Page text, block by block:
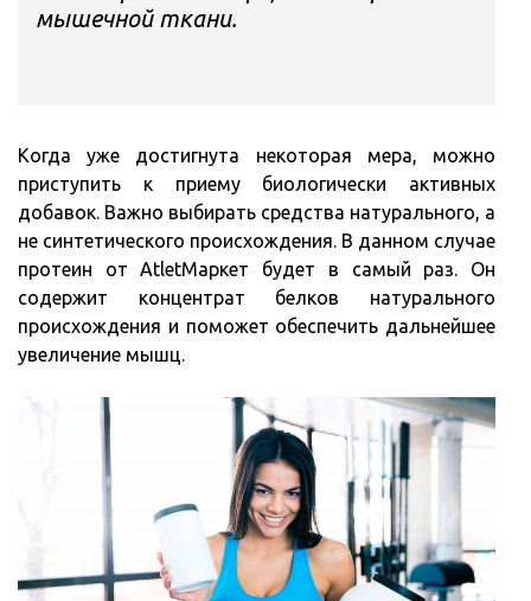
мышечной ткани.
Когда уже достигнута некоторая мера, можно
приступить к приему биологически активных
добавок. Важно выбирать средства натурального, а
не синтетического происхождения. В данном случае
протеин от AtletМаркет будет в самый раз. Он
содержит концентрат белков натурального
происхождения и поможет обеспечить дальнейшее
увеличение мышц.